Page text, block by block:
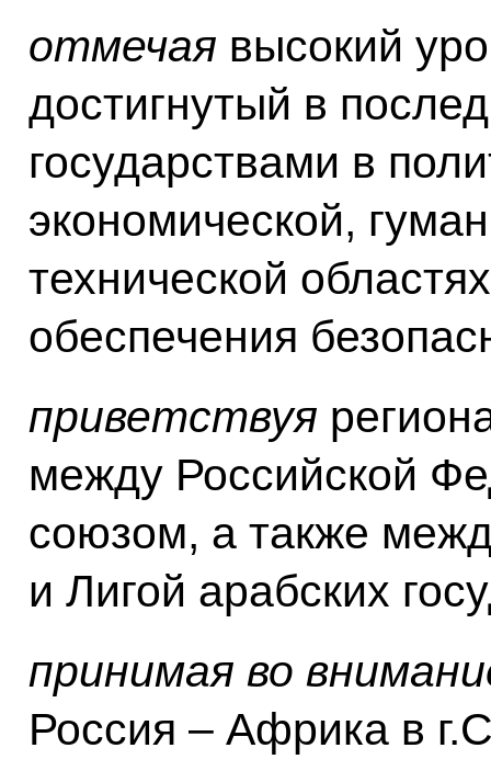
отмечая высокий
достигнутый в
государствами в
экономической,
технической
обеспечения
приветствуя
между Российской
союзом, а также
и Лигой арабских
принимая во
Россия – Африка в